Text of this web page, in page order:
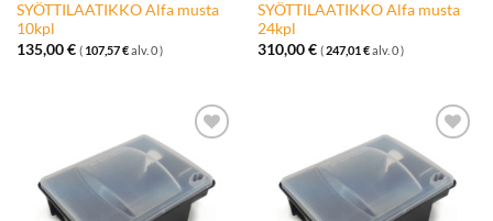
SYÖTTILAATIKKO Alfa musta
10kpl
135,00€ ( 107,57€alv. 0 )
SYÖTTILAATIKKO Alfa musta
24kpl
310,00€ (247,01 €alv. 0 )
Lisää
toivelistalle
Lisää
toivelistalle